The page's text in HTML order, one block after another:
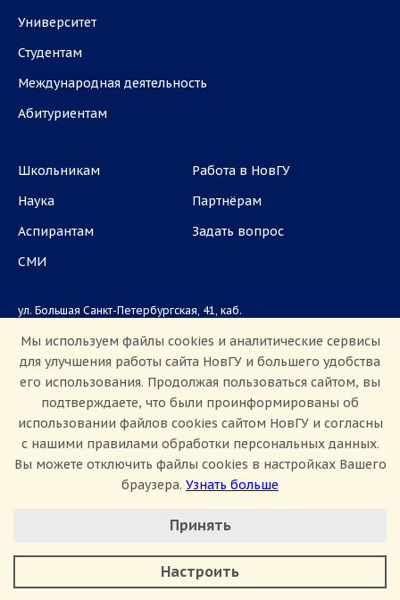
Университет
Студентам
Международная деятельность
Абитуриентам
Школьникам
Наука
Аспирантам
СМИ
Работа в НовГУ
Партнёрам
Задать вопрос
ул. Большая Санкт-Петербургская, 41, каб.
Приемная комиссия: +7(8162)33-20-44
Сведения о доходах
Мы используем файлы cookies и аналитические сервисы
для улучшения работы сайта НовГУ и большего удобства
его использования. Продолжая пользоваться сайтом, вы
подтверждаете, что были проинформированы об
использовании файлов cookies сайтом НовГУ и согласны
с нашими правилами обработки персональных данных.
Вы можете отключить файлы cookies в настройках Вашего
браузера. Узнать больше
Минимальные
Аналитические/Функциональные
Принять
Настроить